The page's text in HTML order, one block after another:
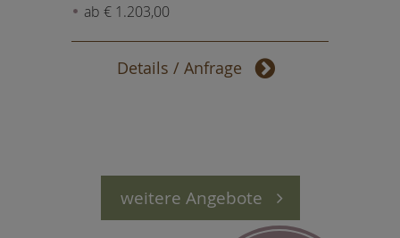
ab € 1.203,00
Details / Anfrage
weitere Angebote